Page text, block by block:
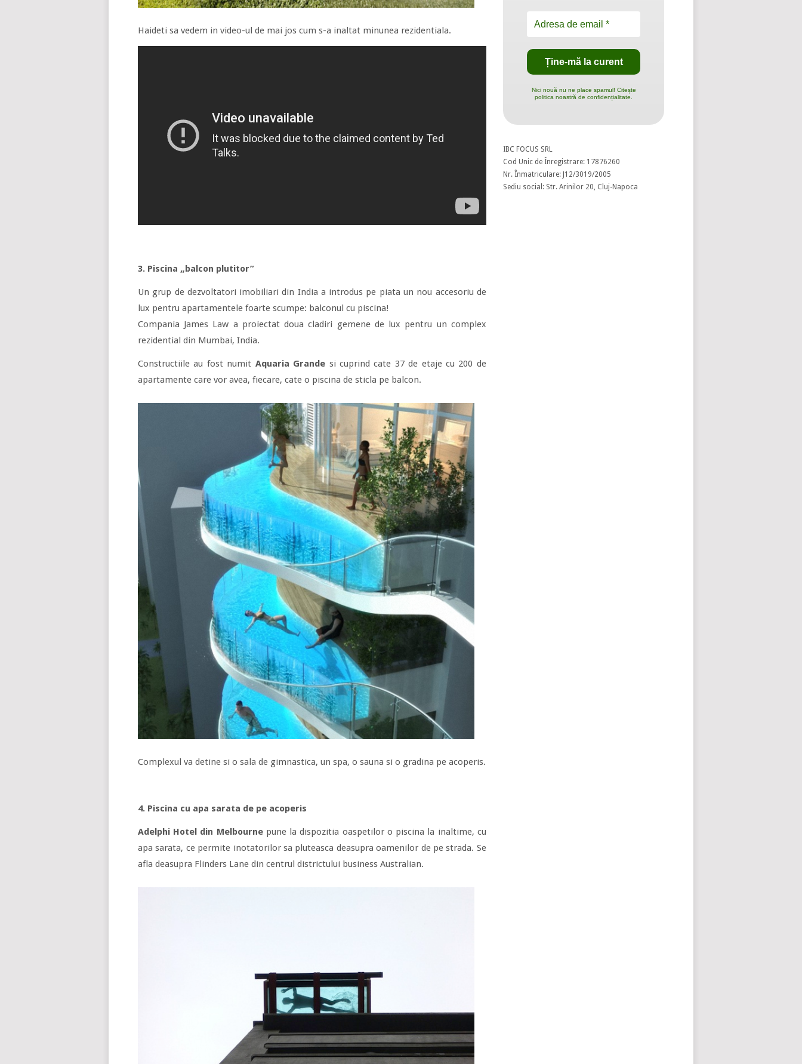
Haideti sa vedem in video-ul de mai jos cum s-a inaltat minunea rezidentiala.
3. Piscina „balcon plutitor”
Un grup de dezvoltatori imobiliari din India a introdus pe piata un nou accesoriu de
lux pentru apartamentele foarte scumpe: balconul cu piscina!
Compania James Law a proiectat doua cladiri gemene de lux pentru un complex
rezidential din Mumbai, India.
Constructiile au fost numit Aquaria Grande si cuprind cate 37 de etaje cu 200 de
apartamente care vor avea, fiecare, cate o piscina de sticla pe balcon.
Complexul va detine si o sala de gimnastica, un spa, o sauna si o gradina pe acoperis.
4. Piscina cu apa sarata de pe acoperis
Adelphi Hotel din Melbournepune la dispozitia oaspetilor o piscina la inaltime, cu
apa sarata, ce permite inotatorilor sa pluteasca deasupra oamenilor de pe strada. Se
afla deasupra Flinders Lane din centrul districtului business Australian.
Nici nouă nu ne place spamul! Citește
politica noastră de confidențialitate.
IBC FOCUS SRL
Cod Unic de Înregistrare: 17876260
Nr. Înmatriculare: J12/3019/2005
Sediu social: Str. Arinilor 20, Cluj-Napoca